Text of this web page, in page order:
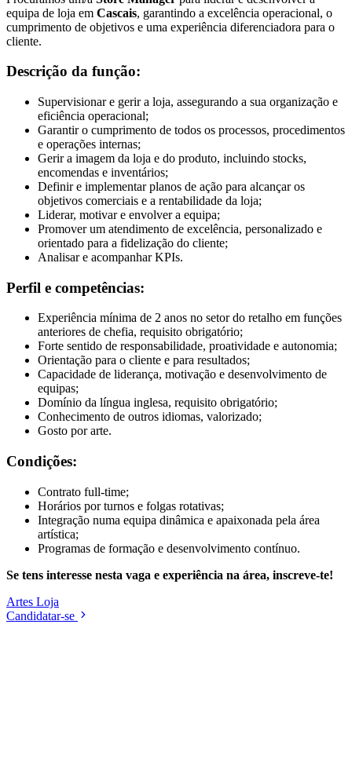
equipa de loja em Cascais, garantindo a excelência operacional, o
cumprimento de objetivos e uma experiência diferenciadora para o
cliente.
Descrição da função:
Supervisionar e gerir a loja, assegurando a sua organização e
eficiência operacional;
Garantir o cumprimento de todos os processos, procedimentos
e operações internas;
Gerir a imagem da loja e do produto, incluindo stocks,
encomendas e inventários;
Definir e implementar planos de ação para alcançar os
objetivos comerciais e a rentabilidade da loja;
Liderar, motivar e envolver a equipa;
Promover um atendimento de excelência, personalizado e
orientado para a fidelização do cliente;
Analisar e acompanhar KPIs.
Perfil e competências:
Experiência mínima de 2 anos no setor do retalho em funções
anteriores de chefia, requisito obrigatório;
Forte sentido de responsabilidade, proatividade e autonomia;
Orientação para o cliente e para resultados;
Capacidade de liderança, motivação e desenvolvimento de
equipas;
Domínio da língua inglesa, requisito obrigatório;
Conhecimento de outros idiomas, valorizado;
Gosto por arte.
Condições:
Contrato full-time;
Horários por turnos e folgas rotativas;
Integração numa equipa dinâmica e apaixonada pela área
artística;
Programas de formação e desenvolvimento contínuo.
Se tens interesse nesta vaga e experiência na área, inscreve-te!
Artes Loja
Candidatar-se